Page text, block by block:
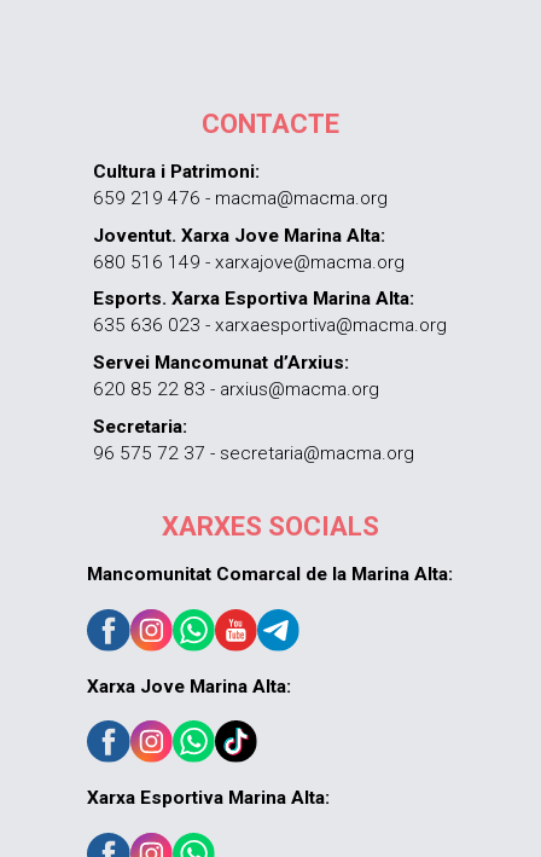
CONTACTE
Cultura i Patrimoni:
659 219 476 - macma@macma.org
Joventut. Xarxa Jove Marina Alta:
680 516 149 - xarxajove@macma.org
Esports. Xarxa Esportiva Marina Alta:
635 636 023 - xarxaesportiva@macma.org
Servei Mancomunat d’Arxius:
620 85 22 83 - arxius@macma.org
Secretaria:
96 575 72 37 - secretaria@macma.org
XARXES SOCIALS
Mancomunitat Comarcal de la Marina Alta:
Xarxa Jove Marina Alta:
Xarxa Esportiva Marina Alta: